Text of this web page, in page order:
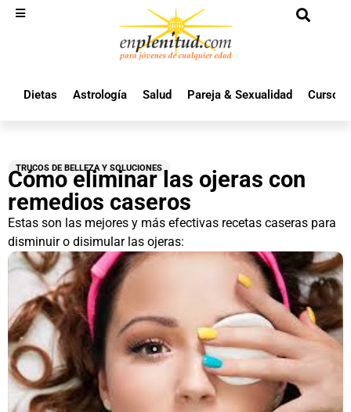
Dietas Astrología Salud Pareja & Sexualidad Cursos
TRUCOS DE BELLEZA Y SOLUCIONES
Cómo eliminar las ojeras con
remedios caseros
Estas son las mejores y más efectivas recetas caseras para
disminuir o disimular las ojeras: